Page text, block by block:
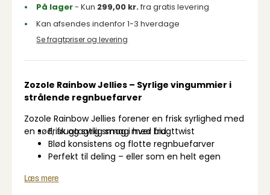
På lager- Kun 299,00 kr.fra gratis levering
Kan afsendes indenfor 1-3 hverdage
Se fragtpriser og levering
Zozole Rainbow Jellies – Syrlige vingummier i
strålende regnbuefarver
Zozole Rainbow Jellies forener en frisk syrlighed med
en sød, frugtagtig smag i hver bid.
Frisk og syrlig smag med frugttwist
Blød konsistens og flotte regnbuefarver
Perfekt til deling – eller som en helt egen
Zozole Rainbow vingummi jellies kommer i smart
Læs mere